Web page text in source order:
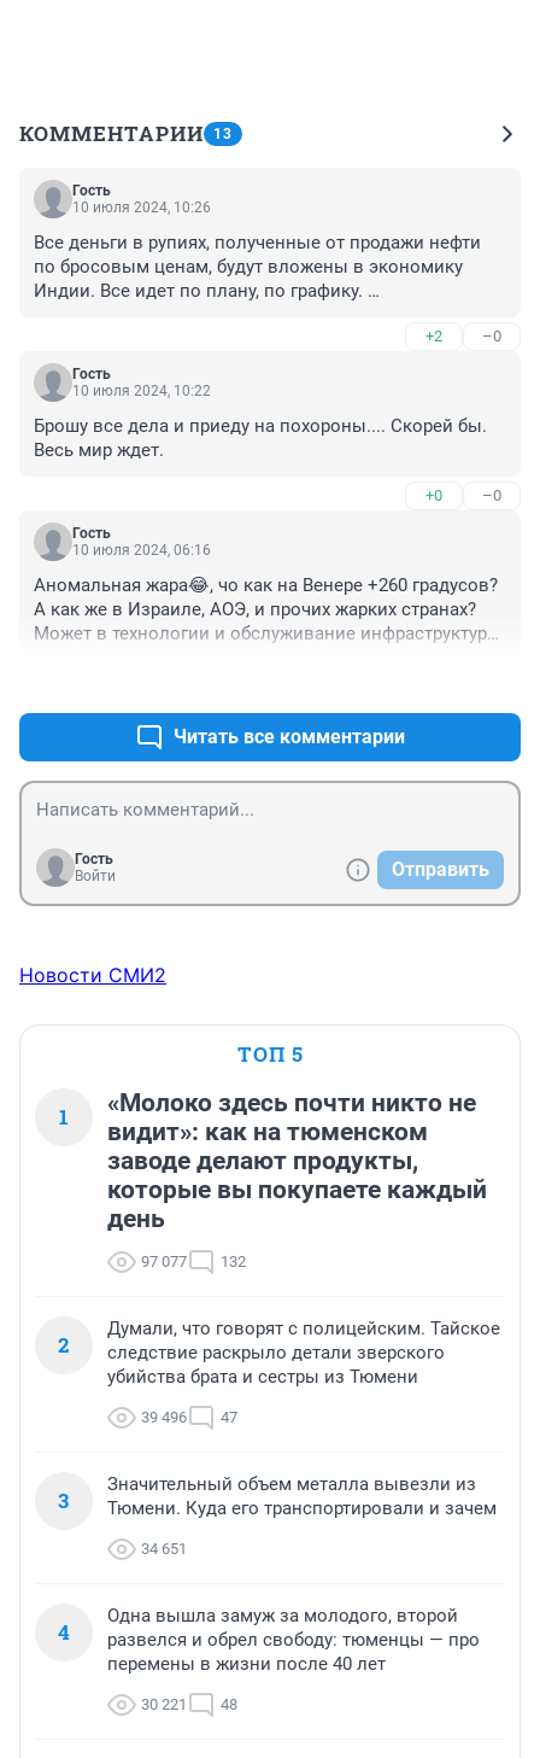
КОММЕНТАРИИ 13
Гость
10 июля 2024, 10:26
Все деньги в рупиях, полученные от продажи нефти
по бросовым ценам, будут вложены в экономику
Индии. Все идет по плану, по графику.
великий геостратег продает народное достояние по
дешевке, не посоветовавшись с народом? Он уже
ХОЗЯИН всего?
+2 –0
Гость
10 июля 2024, 10:22
Брошу все дела и приеду на похороны.... Скорей бы.
Весь мир ждет.
+0 –0
Гость
10 июля 2024, 06:16
Аномальная жара😂, чо как на Венере +260 градусов?
А как же в Израиле, АОЭ, и прочих жарких странах?
Может в технологии и обслуживание инфраструктуры
олигархи не пробовали?))) А что бы оправдать, свою
бездарность и алчность, обычную погоду выставляют
аномальной😂
Читать все комментарии
Гость
Войти
Отправить
Новости СМИ2
ТОП 5
1
«Молоко здесь почти никто не
видит»: как на тюменском
заводе делают продукты,
которые вы покупаете каждый
день
97 077 132
2
Думали, что говорят с полицейским. Тайское
следствие раскрыло детали зверского
убийства брата и сестры из Тюмени
39 496 47
3
Значительный объем металла вывезли из
Тюмени. Куда его транспортировали и зачем
34 651
4
Одна вышла замуж за молодого, второй
развелся и обрел свободу: тюменцы — про
перемены в жизни после 40 лет
30 221 48